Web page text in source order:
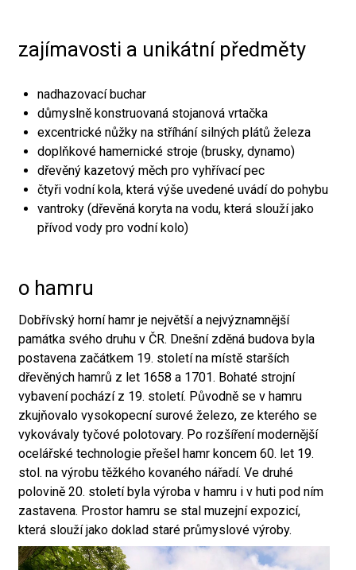
zajímavosti a unikátní předměty
nadhazovací buchar
důmyslně konstruovaná stojanová vrtačka
excentrické nůžky na stříhání silných plátů železa
doplňkové hamernické stroje (brusky, dynamo)
dřevěný kazetový měch pro vyhřívací pec
čtyři vodní kola, která výše uvedené uvádí do pohybu
vantroky (dřevěná koryta na vodu, která slouží jako
přívod vody pro vodní kolo)
o hamru
Dobřívský horní hamr je největší a nejvýznamnější
památka svého druhu v ČR. Dnešní zděná budova byla
postavena začátkem 19. století na místě starších
dřevěných hamrů z let 1658 a 1701. Bohaté strojní
vybavení pochází z 19. století. Původně se v hamru
zkujňovalo vysokopecní surové železo, ze kterého se
vykovávaly tyčové polotovary. Po rozšíření modernější
ocelářské technologie přešel hamr koncem 60. let 19.
stol. na výrobu těžkého kovaného nářadí. Ve druhé
polovině 20. století byla výroba v hamru i v huti pod ním
zastavena. Prostor hamru se stal muzejní expozicí,
která slouží jako doklad staré průmyslové výroby.